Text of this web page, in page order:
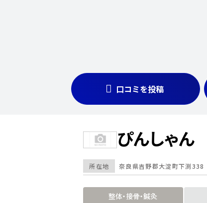
口コミを投稿
ぴんしゃん
所在地 奈良県吉野郡大淀町下渕338
整体・接骨・鍼灸